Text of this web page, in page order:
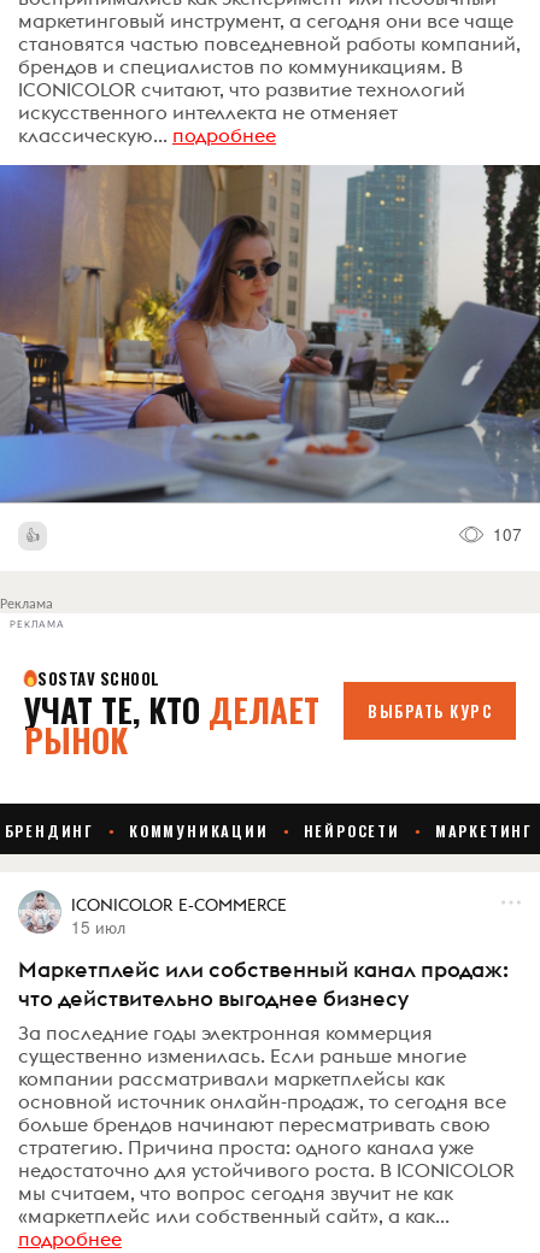
маркетинговый инструмент, а сегодня они все чаще
становятся частью повседневной работы компаний,
брендов и специалистов по коммуникациям. В
ICONICOLOR считают, что развитие технологий
искусственного интеллекта не отменяет
классическую... подробнее
107
Реклама
РЕКЛАМА
ICONICOLOR E-COMMERCE
15 июл
Маркетплейс или собственный канал продаж:
что действительно выгоднее бизнесу
За последние годы электронная коммерция
существенно изменилась. Если раньше многие
компании рассматривали маркетплейсы как
основной источник онлайн-продаж, то сегодня все
больше брендов начинают пересматривать свою
стратегию. Причина проста: одного канала уже
недостаточно для устойчивого роста. В ICONICOLOR
мы считаем, что вопрос сегодня звучит не как
«маркетплейс или собственный сайт», а как...
подробнее